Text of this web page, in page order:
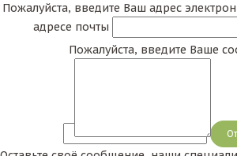
Пожалуйста, введите Ваш адрес
адресе почты
Пожалуйста, введите Ваше